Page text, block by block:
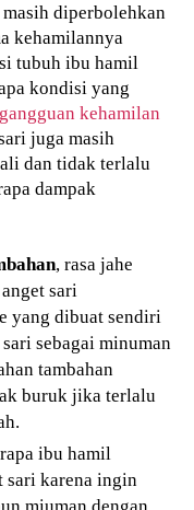
diperbolehkan
kehamilannya
tubuh ibu hamil
kondisi yang
gangguan kehamilan
juga masih
dan tidak terlalu
dampak
, rasa jahe
sari
yang dibuat sendiri
sebagai minuman
tambahan
buruk jika terlalu
ibu hamil
sari karena ingin
miuman dengan